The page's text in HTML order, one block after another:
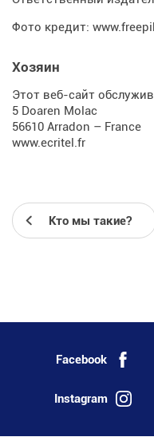
Фото кредит:
Хозяин
Этот веб-сайт
5 Doaren Molac
56610 Arradon – France
www.ecritel.fr
Кто мы такие?
Facebook
Instagram